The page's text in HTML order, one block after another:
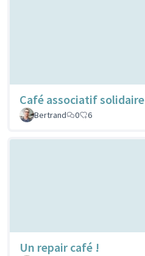
Café associatif solidaire
Bertrand
0 6
Un repair café !